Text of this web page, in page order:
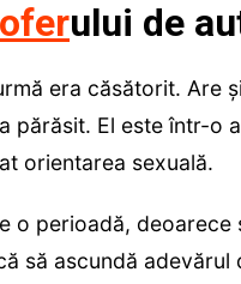
ului de
era căsătorit. Are
părăsit. El este într-o
orientarea sexuală.
o perioadă,
să ascundă